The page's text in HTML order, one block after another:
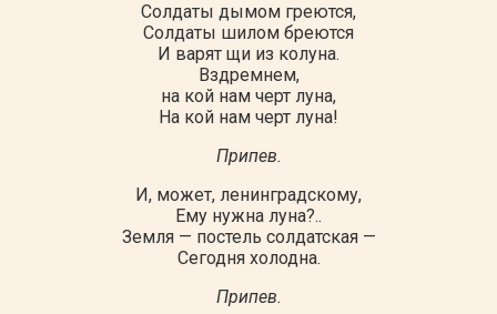
Солдаты дымом греются,
Солдаты шилом бреются
И варят щи из колуна.
Вздремнем,
на кой нам черт луна,
На кой нам черт луна!
Припев.
И, может, ленинградскому,
Ему нужна луна?..
Земля — постель солдатская —
Сегодня холодна.
Припев.